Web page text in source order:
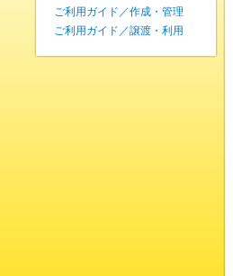
ご利用ガイド／作成・管理
ご利用ガイド／譲渡・利用